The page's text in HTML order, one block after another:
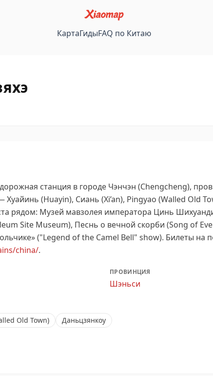
КартаГидыFAQ по Китаю
станция в городе Чэнчэн (Chengcheng),
(Huayin), Сиань (Xi’an), Pingyao (Walled Old
рядом: Музей мавзолея императора Цинь
Site Museum), Песнь о вечной скорби (Song of
("Legend of the Camel Bell" show). Билеты на
china/.
ПРОВИНЦИЯ
Шэньси
Old Town) Даньцзянкоу